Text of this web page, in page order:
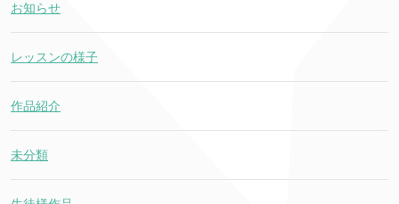
お知らせ
レッスンの様子
作品紹介
未分類